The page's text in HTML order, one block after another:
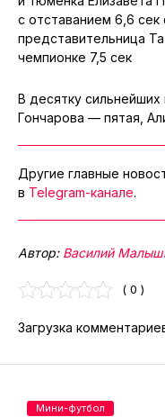
с отставанием 6,6 сек
представительница
чемпионке 7,5 сек
В десятку
Гончарова — пятая,
Другие главные
в Telegram-канале.
Автор: Василий
( 0 )
Загрузка
Мини-футбол